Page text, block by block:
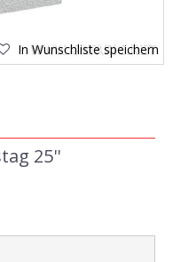
In Wunschliste speichern
25''